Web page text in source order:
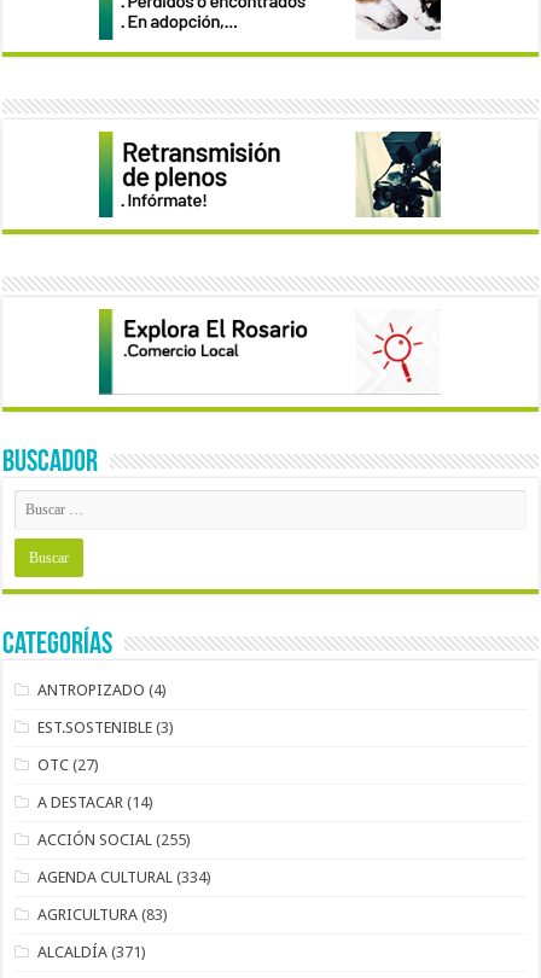
BUSCADOR
Categorías
ANTROPIZADO (4)
EST.SOSTENIBLE (3)
OTC (27)
A DESTACAR (14)
ACCIÓN SOCIAL (255)
AGENDA CULTURAL (334)
AGRICULTURA (83)
ALCALDÍA (371)